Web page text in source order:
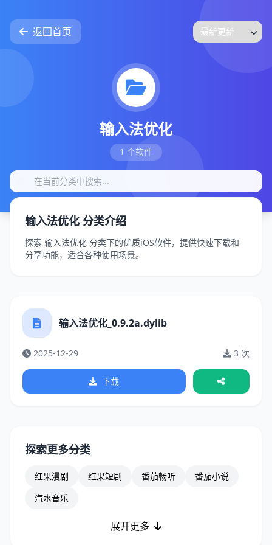
返回首页
输入法优化
1 个软件
输入法优化 分类介绍
探索 输入法优化 分类下的优质iOS软件，提供快速下载和
分享功能，适合各种使用场景。
输入法优化_0.9.2a.dylib
2025-12-29 3 次
下载
探索更多分类
红果漫剧 红果短剧 番茄畅听
番茄小说
汽水音乐
展开更多